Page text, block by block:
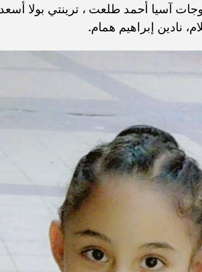
آسيا أحمد طلعت ، ترينتي بولا
نادين إبراهيم همام.